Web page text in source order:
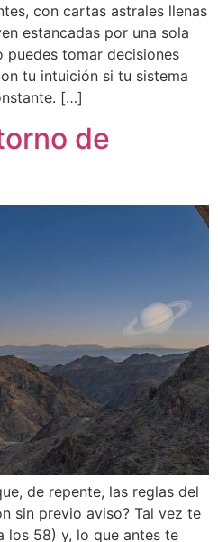
con cartas astrales llenas
estancadas por una sola
puedes tomar decisiones
tu intuición si tu sistema
[…]
de
de repente, las reglas del
sin previo aviso? Tal vez te
los 58) y, lo que antes te